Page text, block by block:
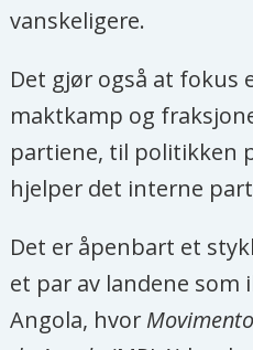
vanskeligere.
Det gjør også at fokus
maktkamp og
partiene, til politikken
hjelper det interne
Det er åpenbart et
et par av landene som
Angola, hvor